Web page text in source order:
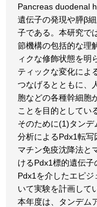
Pancreas duodenal
遺伝子の発現や膵β
子である。本研究で
節機構の包括的な理
ィクな修飾状態を明
ティックな変化によ
つなげるとともに、
胞などの各種幹細胞
ことを目的としてい
そのために(1)タン
分析によるPdx1転写
マチン免疫沈降法と
けるPdx1標的遺伝
Pdx1を介したエピ
いて実験を計画して
本年度は、タンデム